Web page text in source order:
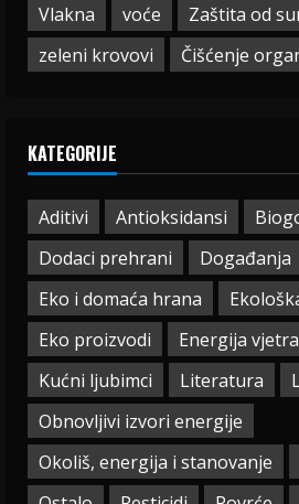
Vlakna
voće
Zaštita od
zeleni krovovi
Čišćenje
KATEGORIJE
Aditivi Antioksidansi
Dodaci prehrani
Događanja
Eko i domaća hrana
Eko proizvodi
Energija vjetra
Kućni ljubimci
Literatura
Obnovljivi izvori energije
Okoliš, energija i stanovanje